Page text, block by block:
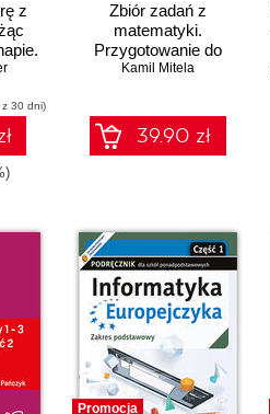
z
z 30 dni)
Zbiór zadań z
matematyki.
Przygotowanie do
egzaminu ósmoklasisty
Kamil Mitela
39.90 zł
Promocja